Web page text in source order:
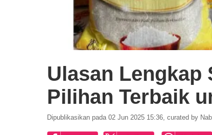
Ulasan Lengkap
Pilihan Terbaik
Dipublikasikan pada 02 Jun 2025 15:36, curated by